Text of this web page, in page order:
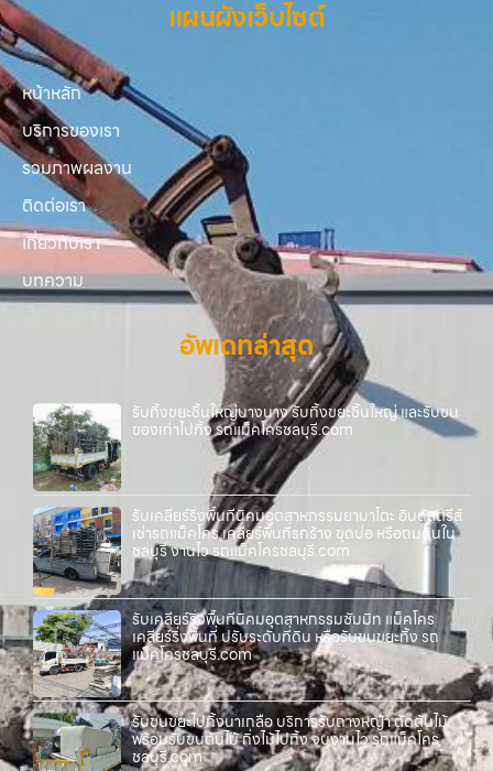
แผนผังเว็บไซต์
หน้าหลัก
บริการของเรา
รวมภาพผลงาน
ติดต่อเรา
เกี่ยวกับเรา
บทความ
อัพเดทล่าสุด
รับทิ้งขยะชิ้นใหญ่บางนาง รับทิ้งขยะชิ้นใหญ่ และรับขน
ของเก่าไปทิ้ง รถแม็คโครชลบุรี.com
รับเคลียร์ริ่งพื้นที่นิคมอุตสาหกรรมยามาโตะ อินดัสตรีส์
เช่ารถแม็คโคร เคลียร์พื้นที่รกร้าง ขุดบ่อ หรือถมดินใน
ชลบุรี งานไว รถแม็คโครชลบุรี.com
รับเคลียร์ริ่งพื้นที่นิคมอุตสาหกรรมซัมมิท แม็คโคร
เคลียร์ริ่งพื้นที่ ปรับระดับที่ดิน หรือรับขนขยะทิ้ง รถ
แม็คโครชลบุรี.com
รับขนขยะไปทิ้งนาเกลือ บริการรับถางหญ้า ตัดต้นไม้
พร้อมรับขนต้นไม้ กิ่งไม้ไปทิ้ง จบงานไว รถแม็คโคร
ชลบุรี.com